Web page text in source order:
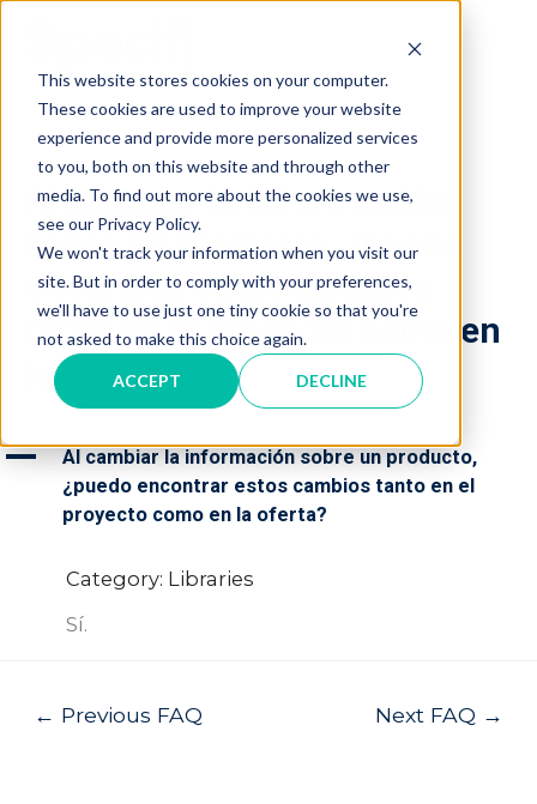
This website stores cookies on your computer.
These cookies are used to improve your website
experience and provide more personalized services
to you, both on this website and through other
media. To find out more about the cookies we use,
see our Privacy Policy.
We won't track your information when you visit our
site. But in order to comply with your preferences,
we'll have to use just one tiny cookie so that you're
not asked to make this choice again.
ACCEPT DECLINE
content
Al cambiar la información
sobre un producto, ¿puedo
encontrar estos cambios
tanto en el proyecto como en
la oferta?
A
Al cambiar la información sobre un producto,
¿puedo encontrar estos cambios tanto en el
proyecto como en la oferta?
Category: Libraries
Sí.
← Previous FAQ Next FAQ →